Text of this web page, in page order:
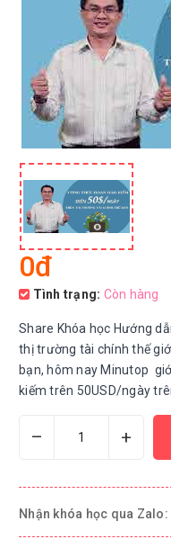
0đ
Tình trạng: Còn hàng
Share Khóa học Hướng
thị trường tài chính thế
bạn, hôm nay Minutop
kiếm trên 50USD/ngày
– +
Nhận khóa học qua Zalo: